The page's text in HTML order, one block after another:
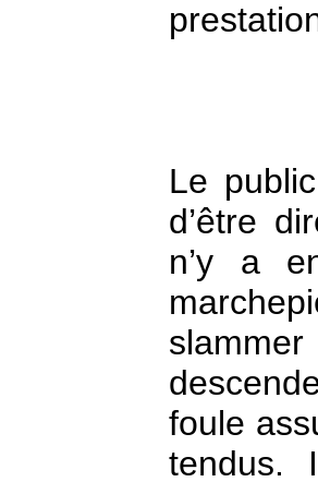
Le
d’être
n’y a
foule
tendus.